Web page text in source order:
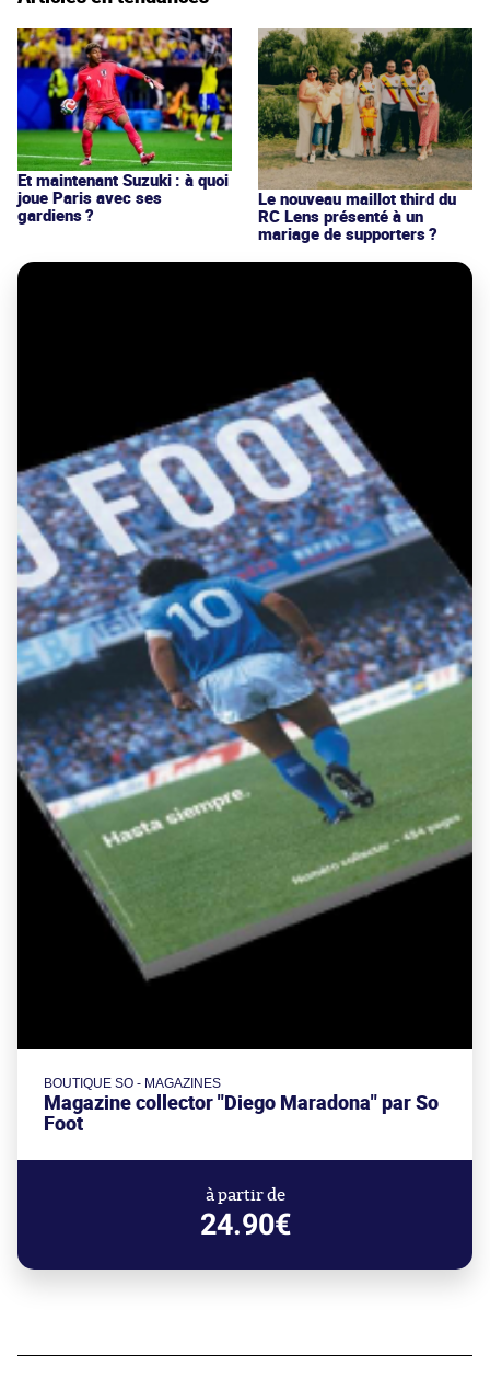
Et maintenant Suzuki : à quoi
joue Paris avec ses
gardiens ?
Le nouveau maillot third du
RC Lens présenté à un
mariage de supporters ?
BOUTIQUE SO - MAGAZINES
Magazine collector "Diego Maradona" par So
Foot
à partir de
24.90€